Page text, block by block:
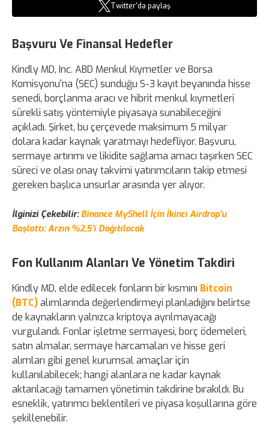
Twitter'da paylaş
Başvuru Ve Finansal Hedefler
Kindly MD, Inc. ABD Menkul Kıymetler ve Borsa
Komisyonu'na (SEC) sunduğu S-3 kayıt beyanında hisse
senedi, borçlanma aracı ve hibrit menkul kıymetleri
sürekli satış yöntemiyle piyasaya sunabileceğini
açıkladı. Şirket, bu çerçevede maksimum 5 milyar
dolara kadar kaynak yaratmayı hedefliyor. Başvuru,
sermaye artırımı ve likidite sağlama amacı taşırken SEC
süreci ve olası onay takvimi yatırımcıların takip etmesi
gereken başlıca unsurlar arasında yer alıyor.
İlginizi Çekebilir: Binance MyShell İçin İkinci Airdrop'u
Başlattı: Arzın %2,5'i Dağıtılacak
Fon Kullanım Alanları Ve Yönetim Takdiri
Kindly MD, elde edilecek fonların bir kısmını Bitcoin
(BTC)alımlarında değerlendirmeyi planladığını belirtse
de kaynakların yalnızca kriptoya ayrılmayacağı
vurgulandı. Fonlar işletme sermayesi, borç ödemeleri,
satın almalar, sermaye harcamaları ve hisse geri
alımları gibi genel kurumsal amaçlar için
kullanılabilecek; hangi alanlara ne kadar kaynak
aktarılacağı tamamen yönetimin takdirine bırakıldı. Bu
esneklik, yatırımcı beklentileri ve piyasa koşullarına göre
şekillenebilir.